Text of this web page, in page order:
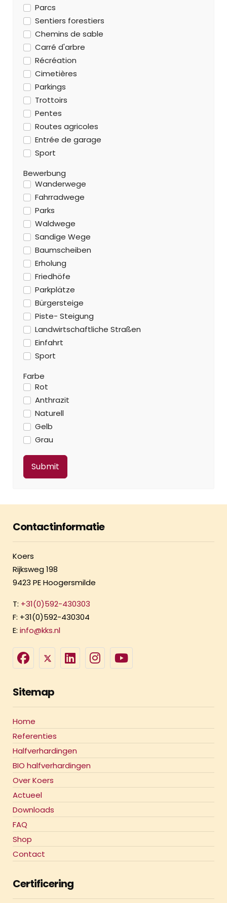
Parcs
Sentiers forestiers
Chemins de sable
Carré d'arbre
Récréation
Cimetières
Parkings
Trottoirs
Pentes
Routes agricoles
Entrée de garage
Sport
Bewerbung
Wanderwege
Fahrradwege
Parks
Waldwege
Sandige Wege
Baumscheiben
Erholung
Friedhöfe
Parkplätze
Bürgersteige
Piste- Steigung
Landwirtschaftliche Straßen
Einfahrt
Sport
Farbe
Rot
Anthrazit
Naturell
Gelb
Grau
Contactinformatie
Koers
Rijksweg 198
9423 PE Hoogersmilde
T: +31(0)592-430303
F: +31(0)592-430304
E: info@kks.nl
Sitemap
Home
Referenties
Halfverhardingen
BIO halfverhardingen
Over Koers
Actueel
Downloads
FAQ
Shop
Contact
Certificering